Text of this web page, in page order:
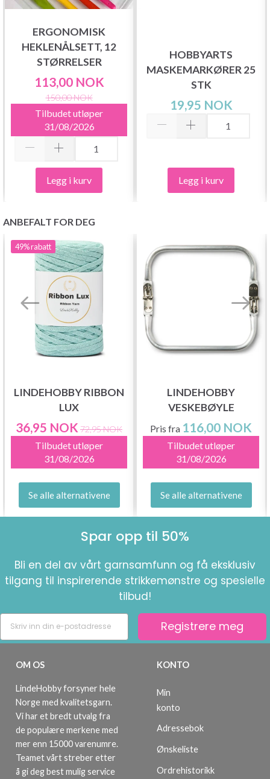
ERGONOMISK
HEKLENÅLSETT, 12
STØRRELSER
113,00 NOK
150,00 NOK
Tilbudet utløper
31/08/2026
Legg i kurv
HOBBYARTS
MASKEMARKØRER 25
STK
19,95 NOK
Legg i kurv
ANBEFALT FOR DEG
49%rabatt
LINDEHOBBY RIBBON
LUX
36,95 NOK 72,95 NOK
Tilbudet utløper
31/08/2026
Se alle alternativene
LINDEHOBBY
VESKEBØYLE
Pris fra 116,00 NOK
Tilbudet utløper
31/08/2026
Se alle alternativene
Spar opp til 50%
Bli en del av vårt garnsamfunn og få eksklusiv
tilgang til inspirerende strikkemønstre og spesielle
tilbud!
Registrere meg
OM OS
LindeHobby forsyner hele
Norge med kvalitetsgarn.
Vi har et bredt utvalg fra
de populære merkene med
mer enn 15000 varenumre.
Teamet vårt streber etter
å gi deg best mulig service
KONTO
Min
konto
Adressebok
Ønskeliste
Ordrehistorikk